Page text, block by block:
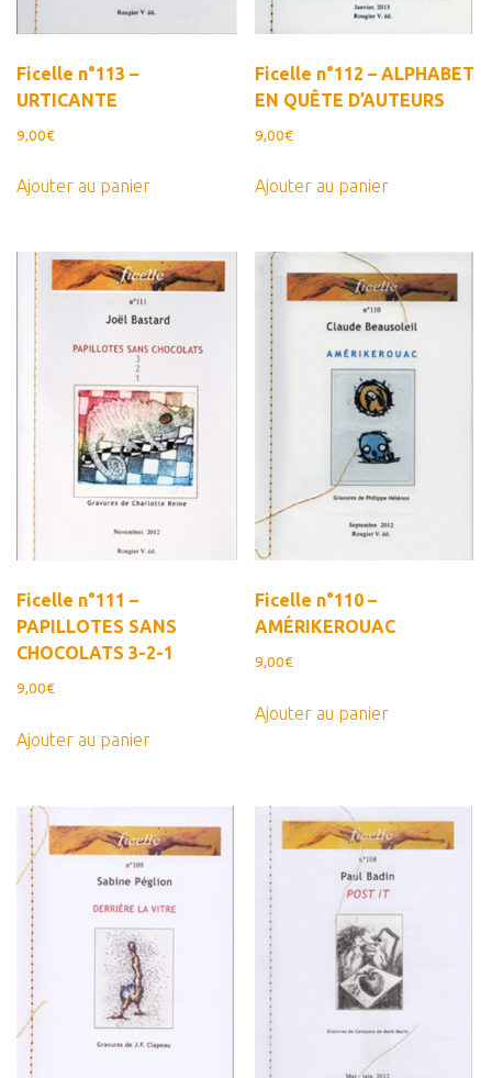
Ficelle n°113 –
URTICANTE
9,00€
Ajouter au panier
Ficelle n°112 – ALPHABET
EN QUÊTE D’AUTEURS
9,00€
Ajouter au panier
Ficelle n°111 –
PAPILLOTES SANS
CHOCOLATS 3-2-1
9,00€
Ajouter au panier
Ficelle n°110 –
AMÉRIKEROUAC
9,00€
Ajouter au panier